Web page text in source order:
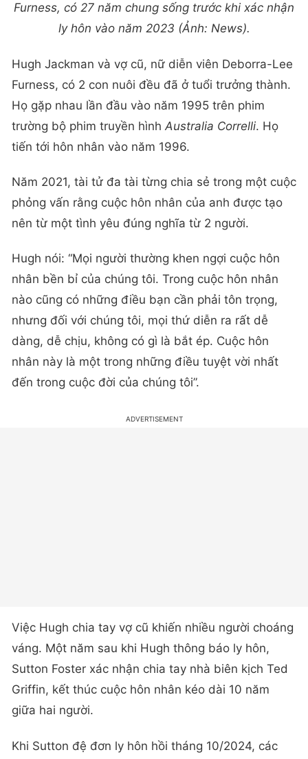
Furness, có 27 năm chung sống trước khi xác nhận
ly hôn vào năm 2023 (Ảnh: News).
Hugh Jackman và vợ cũ, nữ diễn viên Deborra-Lee
Furness, có 2 con nuôi đều đã ở tuổi trưởng thành.
Họ gặp nhau lần đầu vào năm 1995 trên phim
trường bộ phim truyền hình Australia Correlli. Họ
tiến tới hôn nhân vào năm 1996.
Năm 2021, tài tử đa tài từng chia sẻ trong một cuộc
phỏng vấn rằng cuộc hôn nhân của anh được tạo
nên từ một tình yêu đúng nghĩa từ 2 người.
Hugh nói: “Mọi người thường khen ngợi cuộc hôn
nhân bền bỉ của chúng tôi. Trong cuộc hôn nhân
nào cũng có những điều bạn cần phải tôn trọng,
nhưng đối với chúng tôi, mọi thứ diễn ra rất dễ
dàng, dễ chịu, không có gì là bắt ép. Cuộc hôn
nhân này là một trong những điều tuyệt vời nhất
đến trong cuộc đời của chúng tôi”.
Việc Hugh chia tay vợ cũ khiến nhiều người choáng
váng. Một năm sau khi Hugh thông báo ly hôn,
Sutton Foster xác nhận chia tay nhà biên kịch Ted
Griffin, kết thúc cuộc hôn nhân kéo dài 10 năm
giữa hai người.
Khi Sutton đệ đơn ly hôn hồi tháng 10/2024, các